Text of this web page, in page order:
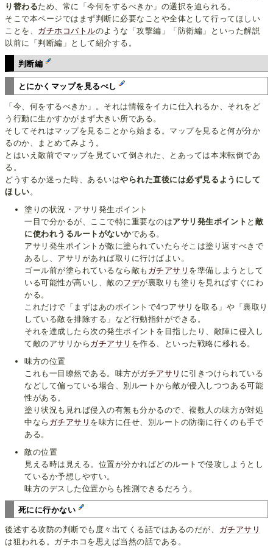
り替わるため、常に「今何をするべきか」の選択を迫られる。
そこで本ページではまず判断に必要なことや全体として行ってほしい
ことを、 ガチホコバトルのような「攻撃編」「防衛編」といった解説
以前に「判断編」として紹介する。
判断編
とにかくマップを見るべし
「今、何をするべきか」。それは情報をイカに仕入れるか、それをど
う行動に生かすかがまず大きい所である。
そしてそれはマップを見ることから始まる。マップを見ると何が分か
るのか、まとめてみよう。
とはいえ敵前でマップを見ていて倒された、とあっては本末転倒であ
る。
どうするか迷った時、あるいはやられた直後には必ず見るようにして
ほしい 。
塗りの状況・アサリ発生ポイント
一目で分かるが、ここで特に重要なのはアサリ発生ポイント と 敵
に使われうるルートがないかである。
アサリ発生ポイントが敵に塗られていたらそこは塗り返すべきで
あるし、アサリがあれば取りに行けばよい。
ゴール前が塗られているなら敵も ガチアサリ を準備しようとして
いる可能性が高いし、敵のフデが裏取りも塗りを見ればすぐにわ
かる。
これだけで「まずはあのポイントで4つアサリを取る」や「裏取り
している敵を排除する」など行動指針ができる。
それを達成したら次の発生ポイントを目指したり、敵陣に侵入し
て敵のアサリから ガチアサリ を作る、といった戦略に移れる。
味方の位置
これも一目瞭然である。味方がガチアサリ に引きつけられている
などして偏っている場合、別ルートから敵が侵入しつつある可能
性がある。
塗り状況も見れば侵入の有無も分かるので、複数人の味方が対処
中なら ガチアサリ を味方に任せ、別ルートの防衛に行くのも手で
ある。
敵の位置
見える時は見える。位置が分かればどのルートで侵攻しようとし
ているか予想しやすい。
味方のデスした位置からも推測できるだろう。
死にに行かない
後述する攻防の判断でも度々出てくる話ではあるのだが、 ガチアサリ
は狙われる。ガチホコを思えば当然の話である。